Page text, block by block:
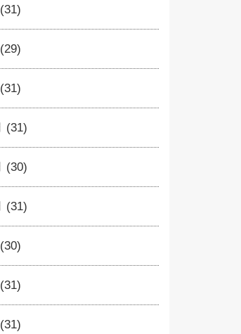
(31)
(29)
(31)
(31)
(30)
(31)
(30)
(31)
(31)